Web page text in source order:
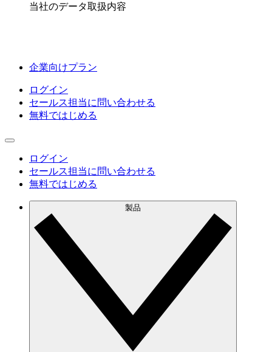
当社のデータ取扱内容
企業向けプラン
ログイン
セールス担当に問い合わせる
無料ではじめる
ログイン
セールス担当に問い合わせる
無料ではじめる
製品